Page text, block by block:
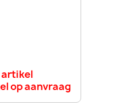
artikel
op aanvraag